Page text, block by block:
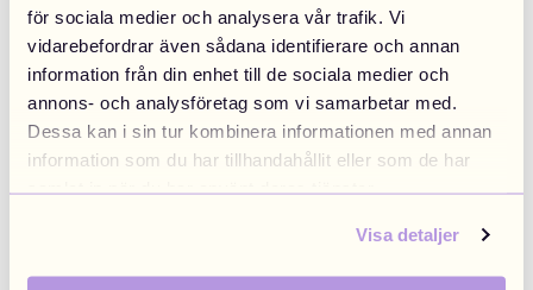
för sociala medier och analysera vår trafik. Vi
vidarebefordrar även sådana identifierare och annan
information från din enhet till de sociala medier och
annons- och analysföretag som vi samarbetar med.
Dessa kan i sin tur kombinera informationen med annan
information som du har tillhandahållit eller som de har
samlat in när du har använt deras tjänster.
Visa detaljer
Application error: a client-side exception has occurred (see the
browser console for more information).